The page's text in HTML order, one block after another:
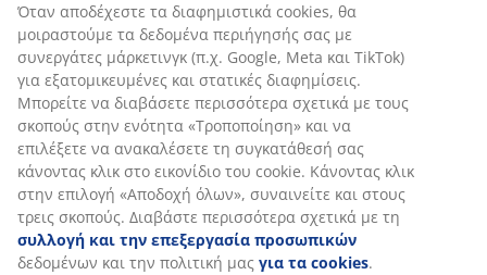
Όταν αποδέχεστε τα διαφημιστικά cookies, θα
μοιραστούμε τα δεδομένα περιήγησής σας με
συνεργάτες μάρκετινγκ (π.χ. Google, Meta και TikTok)
για εξατομικευμένες και στατικές διαφημίσεις.
Μπορείτε να διαβάσετε περισσότερα σχετικά με τους
σκοπούς στην ενότητα «Τροποποίηση» και να
επιλέξετε να ανακαλέσετε τη συγκατάθεσή σας
κάνοντας κλικ στο εικονίδιο του cookie. Κάνοντας κλικ
στην επιλογή «Αποδοχή όλων», συναινείτε και στους
τρεις σκοπούς. Διαβάστε περισσότερα σχετικά με τη
συλλογή και την επεξεργασία προσωπικών
δεδομένων και την πολιτική μας για τα cookies.